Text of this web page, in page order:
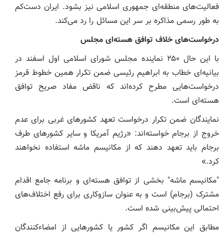
فعالیت‌های منطقه‌ای جمهوری اسلامی نیز بشود. ایران دست‌کم
به طور رسمی مذاکره بر سر این مسائل را رد می‌کند.
درخواست‌های خلاف توافق هسته‌ای مجلس
با این حال ۲۵۰ نماینده مجلس شورای اسلامی اول اسفند در
بیانیه‌ای خطاب به ابراهیم رئیسی ضمن تکرار همین خطوط قرمز
درخواست‌هایی مطرح کرده‌اند که ناقض مفاد صریح توافق
هسته‌ای است.
نمایندگان ضمن تکرار درخواست تعهد کشورهای غربی برای عدم
خروج از برجام خواسته‌اند: «رژیم آمریکا و سایر کشور‌های طرف
برجام باید تعهد دهند که از مکانیسم ماشه استفاده نخواهند
کرد.»
"مکانیسم ماشه" بخشی از توافق هسته‌ای و برنامه جامع اقدام
مشترک (برجام) است و به عنوان سازوکاری برای رفع اختلاف‌های
احتمالی پیش‌بینی شده است.
مطابق این مکانیسم اگر کشور یا کشورهایی از امضاءکنندگان